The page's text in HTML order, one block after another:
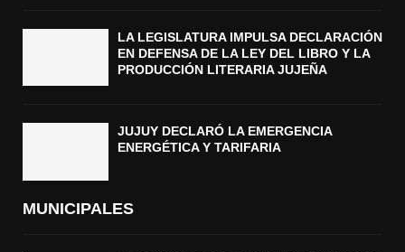
LA LEGISLATURA IMPULSA DECLARACIÓN
EN DEFENSA DE LA LEY DEL LIBRO Y LA
PRODUCCIÓN LITERARIA JUJEÑA
JUJUY DECLARÓ LA EMERGENCIA
ENERGÉTICA Y TARIFARIA
MUNICIPALES